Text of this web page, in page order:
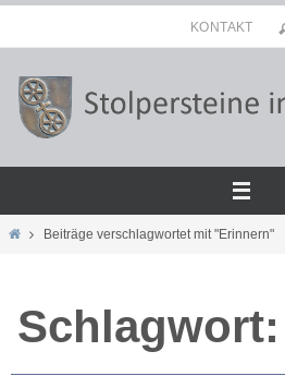
Inhalt
springen
KONTAKT
StartBeiträge verschlagwortet mit "Erinnern"
Schlagwort: